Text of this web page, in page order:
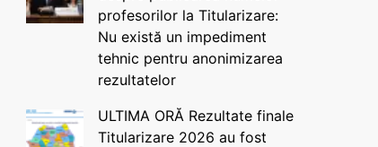
profesorilor la Titularizare:
Nu există un impediment
tehnic pentru anonimizarea
rezultatelor
ULTIMA ORĂ Rezultate finale
Titularizare 2026 au fost